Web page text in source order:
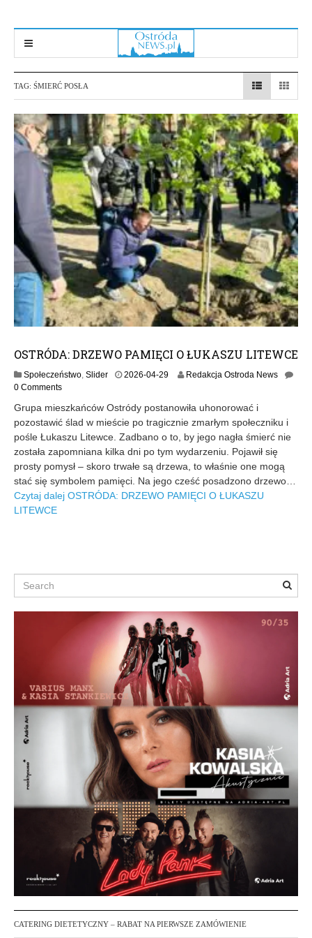
TAG: ŚMIERĆ POSŁA
OSTRÓDA: DRZEWO PAMIĘCI O ŁUKASZU LITEWCE
Społeczeństwo, Slider 2026-04-292
6
-
0
4
9
Redakcja Ostroda News
0 Comments
Grupa mieszkańców Ostródy postanowiła uhonorować i
pozostawić ślad w mieście po tragicznie zmarłym społeczniku i
pośle Łukaszu Litewce. Zadbano o to, by jego nagła śmierć nie
została zapomniana kilka dni po tym wydarzeniu. Pojawił się
prosty pomysł – skoro trwałe są drzewa, to właśnie one mogą
stać się symbolem pamięci. Na jego cześć posadzono drzewo…
Czytaj dalej OSTRÓDA: DRZEWO PAMIĘCI O ŁUKASZU
LITEWCE
Search
CATERING DIETETYCZNY – RABAT NA PIERWSZE ZAMÓWIENIE